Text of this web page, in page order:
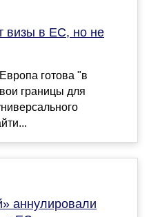
визы в ЕС, но не
готова "в
границы для
аннулировали